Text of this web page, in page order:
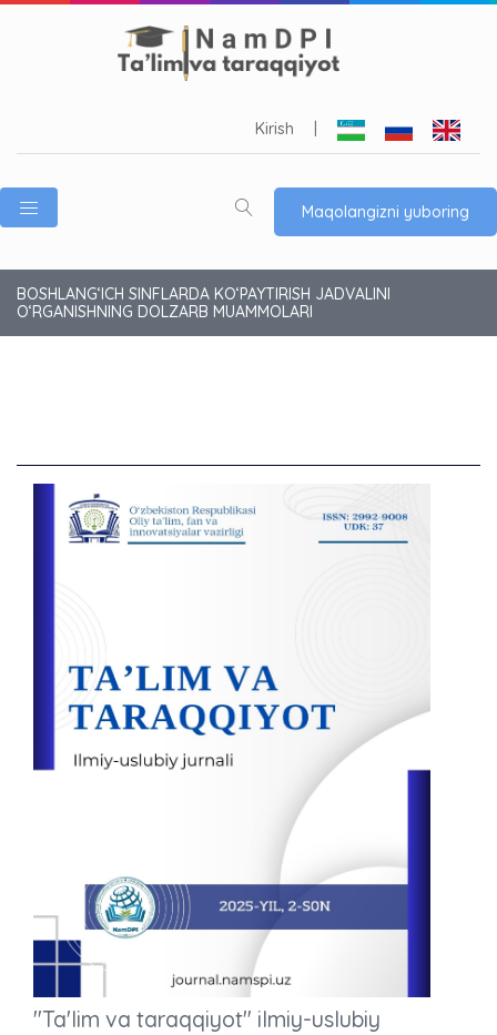
Kirish
Maqolangizni yuboring
BOSHLANG‘ICH SINFLARDA KO‘PAYTIRISH JADVALINI
O‘RGANISHNING DOLZARB MUAMMOLARI
"Ta'lim va taraqqiyot" ilmiy-uslubiy